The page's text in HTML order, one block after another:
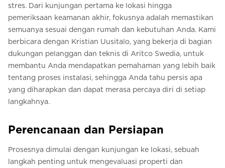
Hubungi
stres. Dari kunjungan pertama ke lokasi hingga
pemeriksaan keamanan akhir, fokusnya adalah memastikan
semuanya sesuai dengan rumah dan kebutuhan Anda. Kami
berbicara dengan Kristian Uusitalo, yang bekerja di bagian
dukungan pelanggan dan teknis di Aritco Swedia, untuk
membantu Anda mendapatkan pemahaman yang lebih baik
tentang proses instalasi, sehingga Anda tahu persis apa
yang diharapkan dan dapat merasa percaya diri di setiap
langkahnya.
Perencanaan dan Persiapan
Prosesnya dimulai dengan kunjungan ke lokasi, sebuah
langkah penting untuk mengevaluasi properti dan